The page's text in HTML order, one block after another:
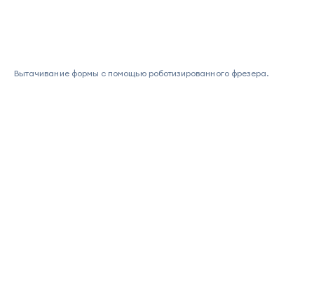
Вытачивание формы с помощью роботизированного фрезера.